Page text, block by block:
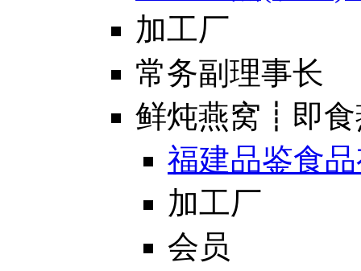
加工厂
常务副理事长
鲜炖燕窝┋即
福建品鉴食
加工厂
会员